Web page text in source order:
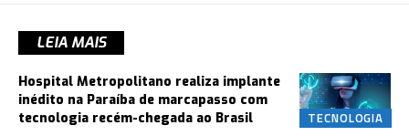
LEIA MAIS
TECNOLOGIA
Hospital Metropolitano realiza implante
inédito na Paraíba de marcapasso com
tecnologia recém-chegada ao Brasil